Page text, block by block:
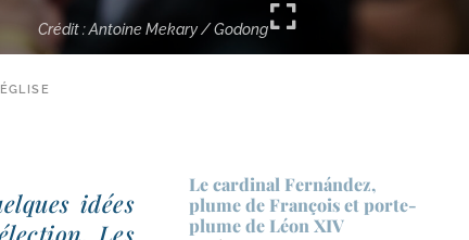
Crédit : Antoine Mekary / Godong
idées
Les
Le cardinal Fernández,
plume de François et porte-​
plume de Léon XIV